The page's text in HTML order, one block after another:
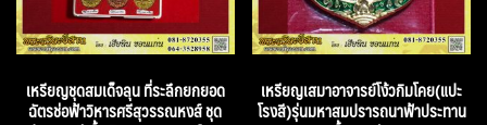
เหรียญชุดสมเด็จลุน ที่ระลึกยกยอด
ฉัตรช่อฟ้าวิหารศรีสุวรรณหงส์ ชุด
เหรียญเสมาอาจารย์โง้วกิมโคย(แปะ
โรงสี)รุ่นมหาสมปรารถนาฟ้าประทาน